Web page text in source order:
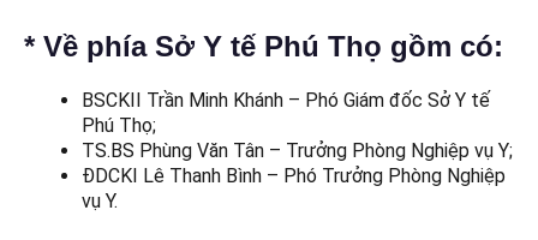
* Về phía Sở Y tế Phú Thọ gồm có:
BSCKII Trần Minh Khánh – Phó Giám đốc Sở Y tế
Phú Thọ;
TS.BS Phùng Văn Tân – Trưởng Phòng Nghiệp vụ Y;
ĐDCKI Lê Thanh Bình – Phó Trưởng Phòng Nghiệp
vụ Y.